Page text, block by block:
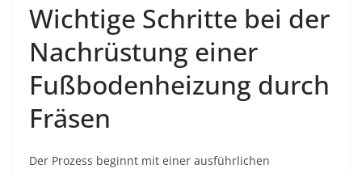
Wichtige Schritte bei der
Nachrüstung einer
Fußbodenheizung durch
Fräsen
Der Prozess beginnt mit einer ausführlichen